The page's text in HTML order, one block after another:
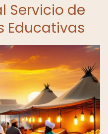
Servicio de
Educativas